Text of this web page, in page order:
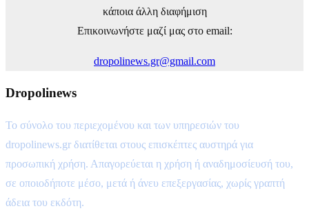
κάποια άλλη διαφήμιση
Επικοινωνήστε μαζί μας στο email:
dropolinews.gr@gmail.com
Dropolinews
Το σύνολο του περιεχομένου και των υπηρεσιών του
dropolinews.gr διατίθεται στους επισκέπτες αυστηρά για
προσωπική χρήση. Απαγορεύεται η χρήση ή αναδημοσίευσή του,
σε οποιοδήποτε μέσο, μετά ή άνευ επεξεργασίας, χωρίς γραπτή
άδεια του εκδότη.